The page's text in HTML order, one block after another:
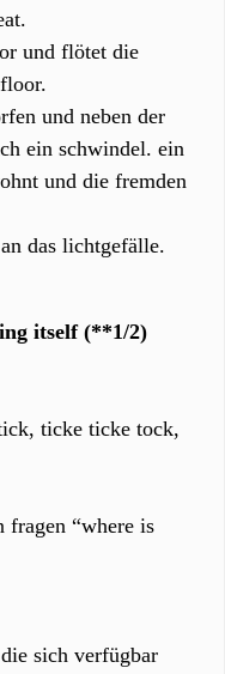
und flötet die
und neben der
ein schwindel. ein
und die fremden
das lichtgefälle.
itself (**1/2)
ticke ticke tock,
“where is
sich verfügbar